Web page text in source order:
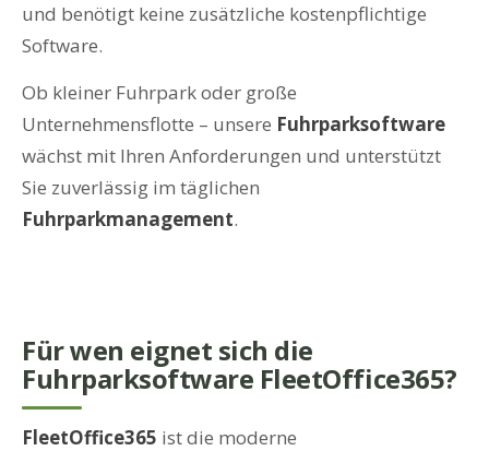
und benötigt keine zusätzliche kostenpflichtige
Software.
Ob kleiner Fuhrpark oder große
Unternehmensflotte – unsere Fuhrparksoftware
wächst mit Ihren Anforderungen und unterstützt
Sie zuverlässig im täglichen
Fuhrparkmanagement.
Für wen eignet sich die
Fuhrparksoftware FleetOffice365?
FleetOffice365 ist die moderne